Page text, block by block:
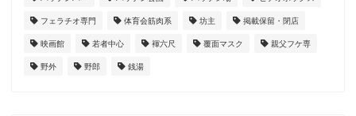
フェラチオ専門 体育会筋肉系 坊主 掲載保留・閉店
映画館 若者中心 褌六尺 覆面マスク 親父フケ専
野外 野郎 銭湯